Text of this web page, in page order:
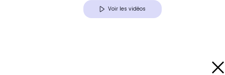
Voir les vidéos